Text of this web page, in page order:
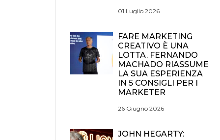
01 Luglio 2026
FARE MARKETING
CREATIVO È UNA
LOTTA. FERNANDO
MACHADO RIASSUME
LA SUA ESPERIENZA
IN 5 CONSIGLI PER I
MARKETER
26 Giugno 2026
JOHN HEGARTY: